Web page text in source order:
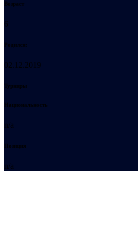
Возраст
6
Родился:
02.12.2019
Турниры
Национальность
n/a
Позиция
n/a